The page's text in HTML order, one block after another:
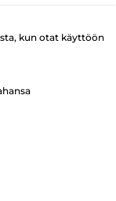
kun otat käyttöön